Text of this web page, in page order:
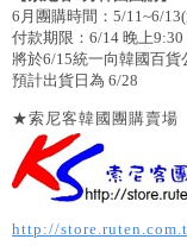
6月團購時間：5/11~6/
付款期限：6/14 晚上9:30
將於6/15統一向韓國百貨
預計出貨日為 6/28
★索尼客韓國團購賣場
http://